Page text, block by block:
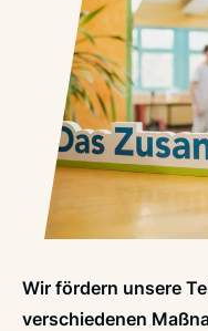
Wir fördern unsere
verschiedenen